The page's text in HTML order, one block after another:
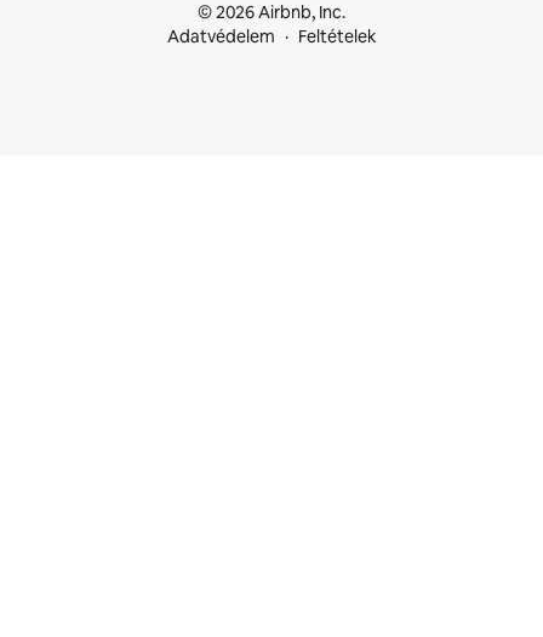
© 2026 Airbnb, Inc.
Adatvédelem
Feltételek